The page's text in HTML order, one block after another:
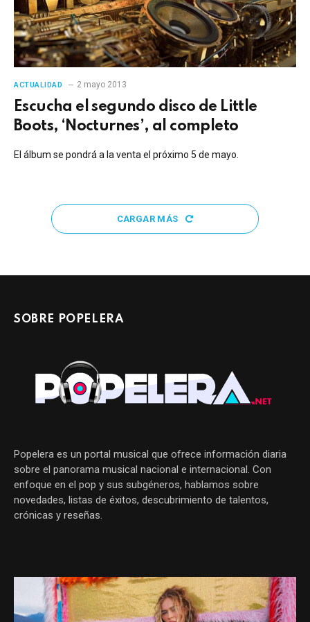
ACTUALIDAD 2 mayo 2013
Escucha el segundo disco de Little
Boots, ‘Nocturnes’, al completo
El álbum se pondrá a la venta el próximo 5 de mayo.
CARGAR MÁS
SOBRE POPELERA
Popelera es un portal musical que ofrece información diaria
sobre el panorama musical nacional e internacional. Con
enfoque en el pop y sus subgéneros, hablamos sobre
novedades, listas de éxitos, descubrimiento de talentos,
crónicas y reseñas.